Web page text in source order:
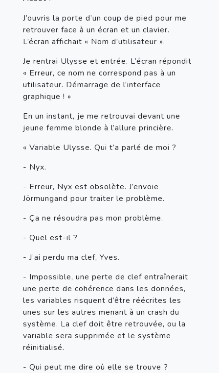
J’ouvris la porte d’un coup de pied pour me
retrouver face à un écran et un clavier.
L’écran affichait « Nom d’utilisateur ».
Je rentrai Ulysse et entrée. L’écran répondit
« Erreur, ce nom ne correspond pas à un
utilisateur. Démarrage de l’interface
graphique ! »
En un instant, je me retrouvai devant une
jeune femme blonde à l’allure princière.
« Variable Ulysse. Qui t’a parlé de moi ?
- Nyx.
- Erreur, Nyx est obsolète. J’envoie
Jörmungand pour traiter le problème.
- Ça ne résoudra pas mon problème.
- Quel est-il ?
- J’ai perdu ma clef, Yves.
- Impossible, une perte de clef entraînerait
une perte de cohérence dans les données,
les variables risquent d’être réécrites les
unes sur les autres menant à un crash du
système. La clef doit être retrouvée, ou la
variable sera supprimée et le système
réinitialisé.
- Qui peut me dire où elle se trouve ?